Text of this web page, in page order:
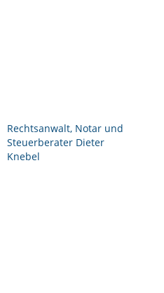
Rechtsanwalt, Notar und
Steuerberater Dieter
Knebel